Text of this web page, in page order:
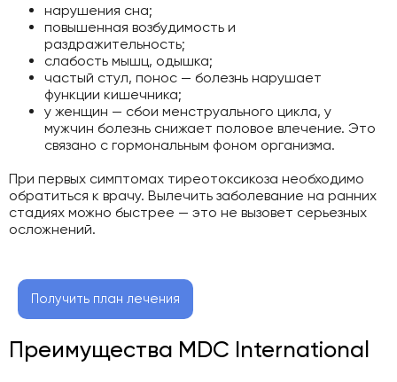
нарушения сна;
повышенная возбудимость и
раздражительность;
слабость мышц, одышка;
частый стул, понос — болезнь нарушает
функции кишечника;
у женщин — сбои менструального цикла, у
мужчин болезнь снижает половое влечение. Это
связано с гормональным фоном организма.
При первых симптомах тиреотоксикоза необходимо
обратиться к врачу. Вылечить заболевание на ранних
стадиях можно быстрее — это не вызовет серьезных
осложнений.
Получить план лечения
Преимущества MDC International